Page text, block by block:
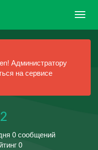
Администратору
на сервисе
0 сообщений
0